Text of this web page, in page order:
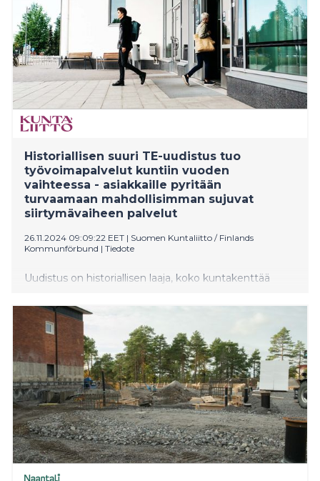
liittyviin haasteisiin kaupungit nyt varautuvat.
Historiallisen suuri TE-uudistus tuo
työvoimapalvelut kuntiin vuoden
vaihteessa - asiakkaille pyritään
turvaamaan mahdollisimman sujuvat
siirtymävaiheen palvelut
26.11.2024 09:09:22 EET | Suomen Kuntaliitto / Finlands
Kommunförbund | Tiedote
Uudistus on historiallisen laaja, koko kuntakenttää
monialaista varautumista sekä valmistautumista.